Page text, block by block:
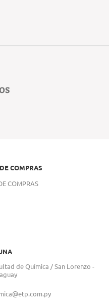
COMPRAS
COMPRAS
de Química / San Lorenzo -